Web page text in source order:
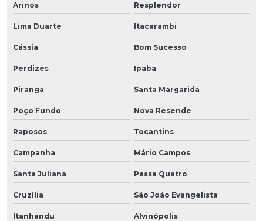
Arinos Resplendor
Lima Duarte Itacarambi
Cássia Bom Sucesso
Perdizes Ipaba
Piranga Santa Margarida
Poço Fundo Nova Resende
Raposos Tocantins
Campanha Mário Campos
Santa Juliana Passa Quatro
Cruzília São João Evangelista
Itanhandu Alvinópolis